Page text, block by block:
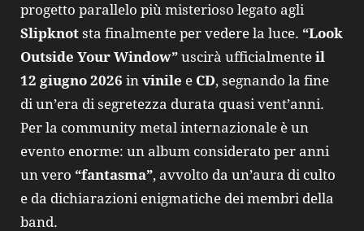
progetto parallelo più misterioso legato agli
Slipknot sta finalmente per vedere la luce. “Look
Outside Your Window” uscirà ufficialmente il
12 giugno 2026 in vinile e CD, segnando la fine
di un’era di segretezza durata quasi vent’anni.
Per la community metal internazionale è un
evento enorme: un album considerato per anni
un vero “fantasma”, avvolto da un’aura di culto
e da dichiarazioni enigmatiche dei membri della
band.